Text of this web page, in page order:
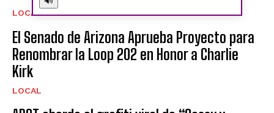
LOCAL
El Senado de Arizona Aprueba Proyecto para
Renombrar la Loop 202 en Honor a Charlie
Kirk
LOCAL